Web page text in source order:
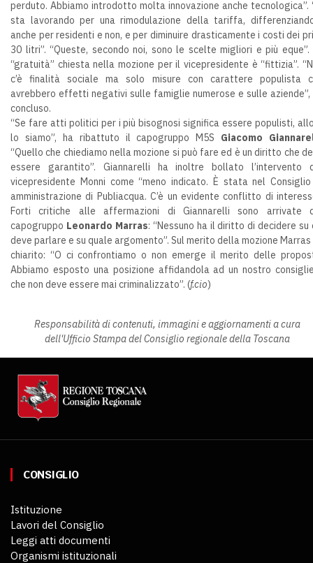
perduto. Abbiamo introdotto molta innovazione anche tecnologica”.
sta lavorando per una rimodulazione della tariffa,
anche per residenti e non, e per diminuire drasticamente i costi dei
30 litri”. “Queste, secondo noi, sono le scelte migliori e più eque”.
“gratuità” chiesta nella mozione per il vicepresidente è “fittizia”.
c’è finalità sociale ma solo misure con carattere populista
avrebbero effetti negativi sulle famiglie numerose e sulle aziende”,
concluso.
“Se fare atti politici per i più bisognosi significa essere populisti,
lo siamo”, ha ribattuto il capogruppo M5S Giacomo
“Quello che chiediamo nella mozione si può fare ed è un diritto che
essere garantito”. Giannarelli ha inoltre bollato l’intervento
vicepresidente Monni come “meno indicato. È stata nel
amministrazione di Publiacqua. C’è un evidente conflitto di
Forti critiche alle affermazioni di Giannarelli sono arrivate
capogruppo Leonardo Marras: “Nessuno ha il diritto di decidere su
deve parlare e su quale argomento”. Sul merito della mozione Marras
chiarito: “O ci confrontiamo o non emerge il merito delle
Abbiamo esposto una posizione affidandola ad un nostro
che non deve essere mai criminalizzato”. (f.cio)
Responsabilità di contenuti, immagini e aggiornamenti a cura
dell'Ufficio Stampa del Consiglio regionale della Toscana
CONSIGLIO
Istituzione
Lavori del Consiglio
Leggi atti documenti
Organismi istituzionali